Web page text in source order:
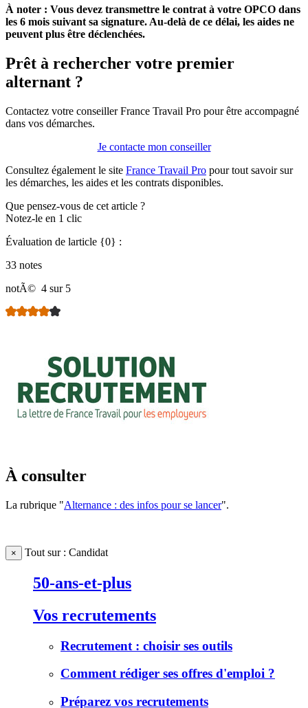
À noter : Vous devez transmettre le contrat à votre OPCO dans
les 6 mois suivant sa signature. Au-delà de ce délai, les aides ne
peuvent plus être déclenchées.
Prêt à rechercher votre premier
alternant ?
Contactez votre conseiller France Travail Pro pour être accompagné
dans vos démarches.
Je contacte mon conseiller
Consultez également le site France Travail Pro pour tout savoir sur
les démarches, les aides et les contrats disponibles.
Que pensez-vous de cet article ?
Notez-le en 1 clic
Évaluation de larticle {0} :
33 notes
notÃ© 4 sur 5
À consulter
La rubrique "Alternance : des infos pour se lancer".
× Tout sur : Candidat
50-ans-et-plus
Vos recrutements
Recrutement : choisir ses outils
Comment rédiger ses offres d'emploi ?
Préparez vos recrutements